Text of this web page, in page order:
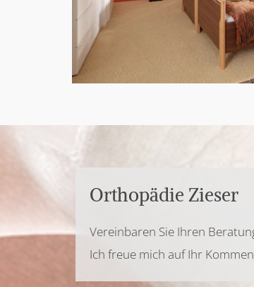
Orthopädie Zieser
Vereinbaren Sie Ihren
Ich freue mich auf Ihr